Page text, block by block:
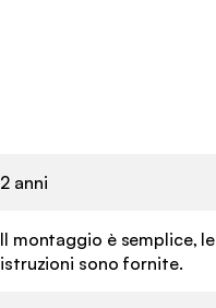
2 anni
Il montaggio è semplice, le
istruzioni sono fornite.